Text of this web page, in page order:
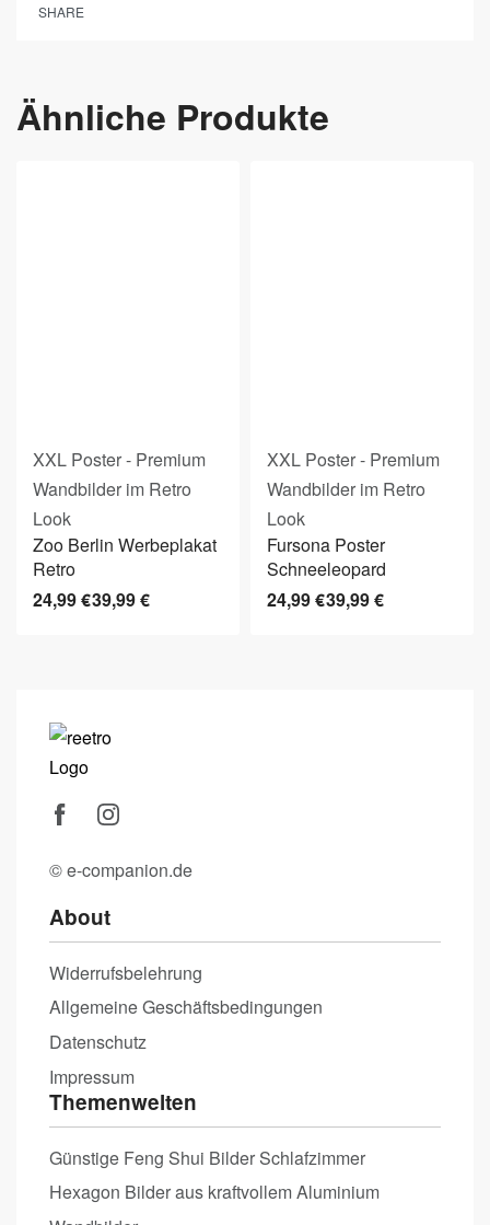
SHARE
Ähnliche Produkte
XXL Poster - Premium
Wandbilder im Retro
Look
Zoo Berlin Werbeplakat
Retro
24,99€39,99€
XXL Poster - Premium
Wandbilder im Retro
Look
Fursona Poster
Schneeleopard
24,99€39,99€
© e-companion.de
About
Widerrufsbelehrung
Allgemeine Geschäftsbedingungen
Datenschutz
Impressum
Themenwelten
Günstige Feng Shui Bilder Schlafzimmer
Hexagon Bilder aus kraftvollem Aluminium